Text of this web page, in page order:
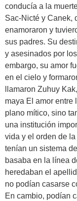
conducía a la
Sac-Nicté y Canek,
enamoraron y
sus padres. Su
y asesinados por
embargo, su amor
en el cielo y
llamaron Zuhuy
maya El amor entre
plano mítico, sino
una institución
vida y el orden de
tenían un sistema
basaba en la línea
heredaban el
no podían casarse
En cambio, podían